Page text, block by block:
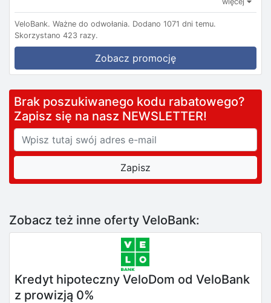
VeloBank. Ważne do odwołania. Dodano 1071 dni temu.
Skorzystano 423 razy.
Zobacz promocję
Brak poszukiwanego kodu rabatowego?
Zapisz się na nasz NEWSLETTER!
Zobacz też inne oferty VeloBank:
Kredyt hipoteczny VeloDom od VeloBank
z prowizją 0%